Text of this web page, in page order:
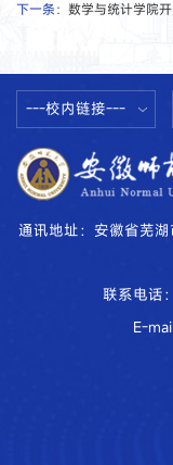
下一条： 数学与统计学院
---校内链接---
通讯地址：安徽省芜湖
联系电话
E-